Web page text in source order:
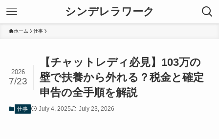
シンデレラワーク
ホーム 仕事
【チャットレディ必見】103万の
壁で扶養から外れる？税金と確定
申告の全手順を解説
2026
7/23
仕事 July 4, 2025 July 23, 2026